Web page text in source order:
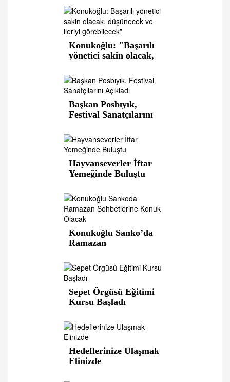
Konukoğlu: "Başarılı
yönetici sakin olacak,
görebilecek”
Başkan Posbıyık,
Festival Sanatçılarını
Hayvanseverler İftar
Yemeğinde Buluştu
Konukoğlu Sanko’da
Ramazan
Olacak
Sepet Örgüsü Eğitimi
Kursu Başladı
Hedeflerinize Ulaşmak
Elinizde